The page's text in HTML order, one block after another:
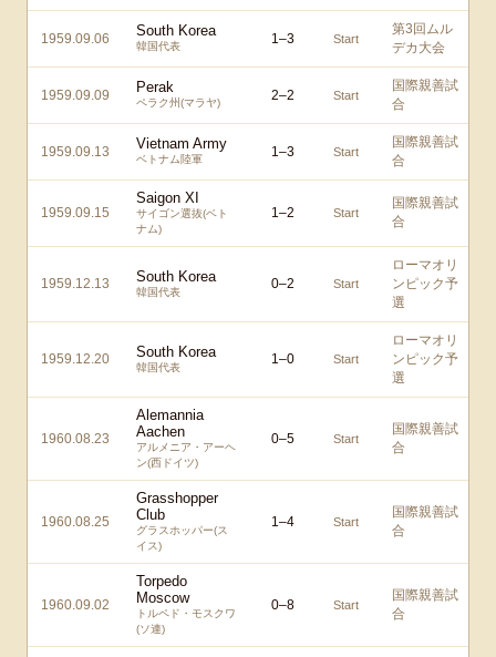
1959.09.06 South Korea
韓国代表 1–3 Start
第3回ムル
デカ大会
1959.09.09 Perak
ペラク州(マラヤ) 2–2 Start
国際親善試
合
1959.09.13 Vietnam Army
ベトナム陸軍 1–3 Start
国際親善試
合
1959.09.15
Saigon XI
サイゴン選抜(ベト
ナム)
1–2 Start
国際親善試
合
1959.12.13 South Korea
韓国代表
0–2 Start
ローマオリ
ンピック予
選
1959.12.20 South Korea
韓国代表
1–0 Start
ローマオリ
ンピック予
選
1960.08.23
Alemannia
Aachen
アルメニア・アーヘ
ン(西ドイツ)
0–5 Start
国際親善試
合
1960.08.25
Grasshopper
Club
グラスホッパー(ス
イス)
1–4 Start
国際親善試
合
1960.09.02
Torpedo
Moscow
トルペド・モスクワ
(ソ連)
0–8 Start
国際親善試
合